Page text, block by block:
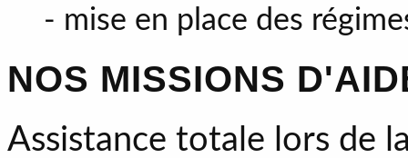
- mise en place des
NOS MISSIONS
Assistance totale lors de